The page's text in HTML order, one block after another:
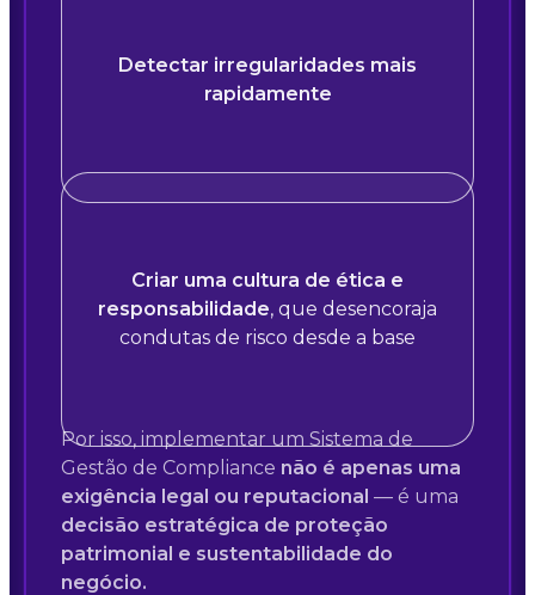
Detectar irregularidades mais
rapidamente
Criar uma cultura de ética e
responsabilidade, que desencoraja
condutas de risco desde a base
Por isso, implementar um Sistema de
Gestão de Compliance não é apenas uma
exigência legal ou reputacional — é uma
decisão estratégica de proteção
patrimonial e sustentabilidade do
negócio.